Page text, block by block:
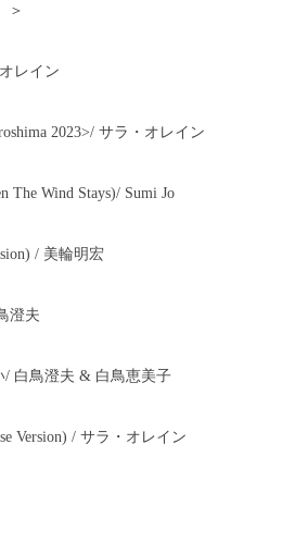
＞
レイン
2023>/ サラ・オレイン
The Wind Stays)/ Sumi Jo
/ 美輪明宏
澄夫
/ 白鳥澄夫 & 白鳥恵美子
Version) / サラ・オレイン